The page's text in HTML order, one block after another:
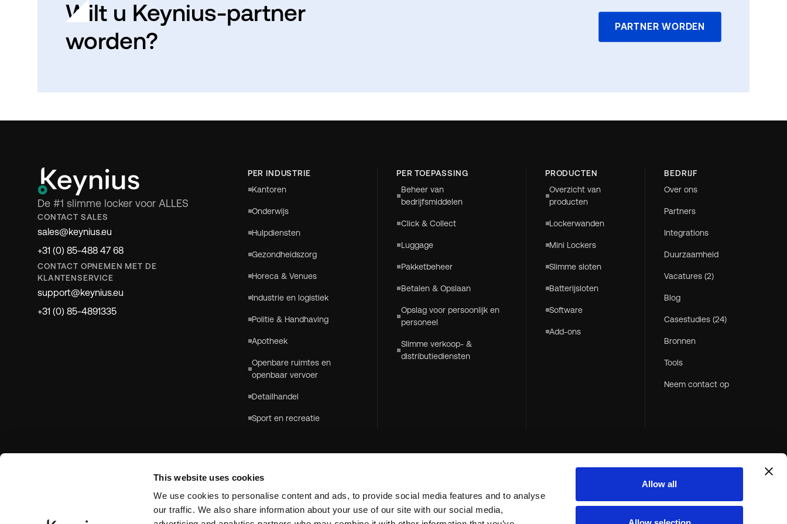
This website uses cookies
We use cookies to personalise content and ads, to provide social media features and to analyse
our traffic. We also share information about your use of our site with our social media,
Allow all
Wilt u Keynius-partner
worden?
PARTNER WORDEN
De #1 slimme locker voor ALLES
CONTACT SALES
sales@keynius.eu
+31 (0) 85-488 47 68
CONTACT OPNEMEN MET DE
KLANTENSERVICE
support@keynius.eu
+31 (0) 85-4891335
PER INDUSTRIE
Kantoren
Onderwijs
Hulpdiensten
Gezondheidszorg
Horeca & Venues
Industrie en logistiek
Politie & Handhaving
Apotheek
Openbare ruimtes en
openbaar vervoer
Detailhandel
Sport en recreatie
PER TOEPASSING
Beheer van
bedrijfsmiddelen
Click & Collect
Luggage
Pakketbeheer
Betalen & Opslaan
Opslag voor persoonlijk en
personeel
Slimme verkoop- &
distributiediensten
PRODUCTEN
Overzicht van
producten
Lockerwanden
Mini Lockers
Slimme sloten
Batterijsloten
Software
Add-ons
BEDRIJF
Over ons
Partners
Integrations
Duurzaamheid
Vacatures (2)
Blog
Casestudies (24)
Bronnen
Tools
Neem contact op